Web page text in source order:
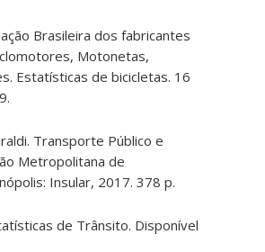
Brasileira dos fabricantes
Motonetas,
Estatísticas de bicicletas. 16
Transporte Público e
Metropolitana de
Insular, 2017. 378 p.
de Trânsito. Disponível